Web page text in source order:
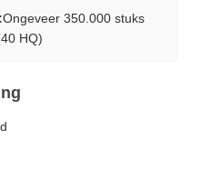
Ongeveer 350.000 stuks
HQ)